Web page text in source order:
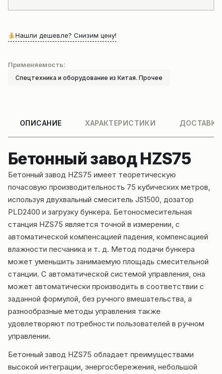
Нашли дешевле? Снизим цену!
Применяемость:
Спецтехника и оборудование из Китая. Прочее
ОПИСАНИЕ ХАРАКТЕРИСТИКИ
Бетонный завод HZS75
Бетонный завод HZS75 имеет теоретическую
почасовую производительность 75 кубических метров,
используя двухвальный смеситель JS1500, дозатор
PLD2400 и загрузку бункера. Бетоносмесительная
станция HZS75 является точной в измерении, с
автоматической компенсацией падения, компенсацией
влажности песчаника и т. д. Метод подачи бункера
может уменьшить занимаемую площадь смесительной
станции. С автоматической системой управления, она
может автоматически производить в соответствии с
заданной формулой, без ручного вмешательства, а
разнообразные методы управления также
удовлетворяют потребности пользователей в ручном
управлении.
Бетонный завод HZS75 обладает преимуществами
высокой интеграции, энергосбережения, небольшой